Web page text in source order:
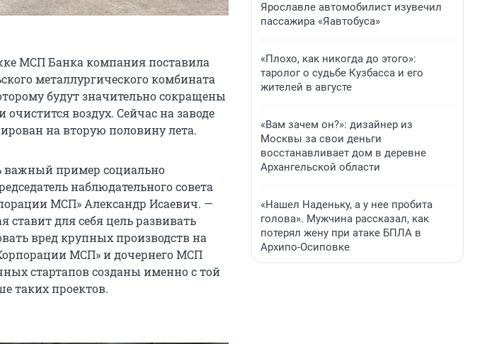
МСП Банка компания поставила
металлургического комбината
будут значительно сокращены
воздух. Сейчас на заводе
на вторую половину лета.
важный пример социально
наблюдательного совета
МСП» Александр Исаевич. —
ставит для себя цель развивать
вред крупных производств на
МСП» и дочернего МСП
стартапов созданы именно с той
таких проектов.
Ярославле автомобилист изувечил
пассажира «Яавтобуса»
«Плохо, как никогда до этого»:
таролог о судьбе Кузбасса и его
жителей в августе
«Вам зачем он?»: дизайнер из
Москвы за свои деньги
восстанавливает дом в деревне
Архангельской области
«Нашел Наденьку, а у нее пробита
голова». Мужчина рассказал, как
потерял жену при атаке БПЛА в
Архипо-Осиповке